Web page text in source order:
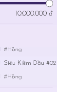
10.000.000 đ
#Hồng
Siêu Kiềm Dầu #02
#Hồng